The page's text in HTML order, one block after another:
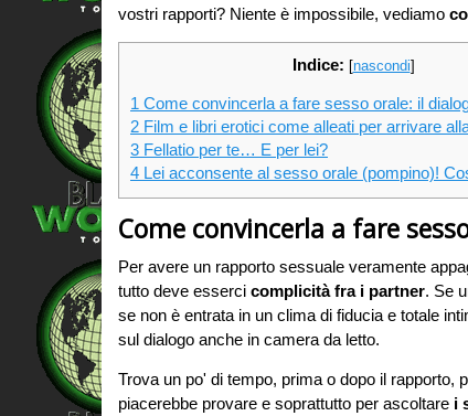
vostri rapporti? Niente è impossibile, vediamo
Indice: [nascondi]
1 Come convincerla a fare sesso orale: il
2 Film e libri erotici come alleati per arrivare
3 Fellatio per te… E per lei?
4 Lei acconsente al sesso orale (pompino)!
Come convincerla a fare
Per avere un rapporto sessuale veramente
tutto deve esserci complicità fra i partner. Se
se non è entrata in un clima di fiducia e totale
sul dialogo anche in camera da letto.
Trova un po' di tempo, prima o dopo il rapporto,
piacerebbe provare e soprattutto per ascoltare i